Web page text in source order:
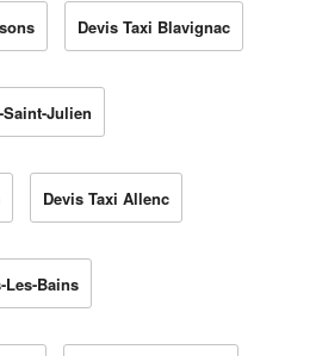
Devis Taxi Blavignac
Saint-Julien
Devis Taxi Allenc
Les-Bains